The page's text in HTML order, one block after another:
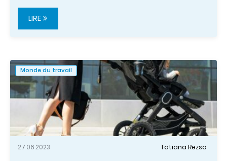
LIRE
Monde du travail
27.06.2023 Tatiana Rezso